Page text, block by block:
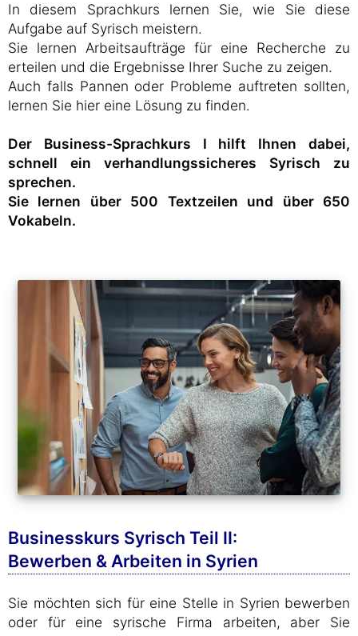
In diesem Sprachkurs lernen Sie, wie Sie diese
Aufgabe auf Syrisch meistern.
Sie lernen Arbeitsaufträge für eine Recherche zu
erteilen und die Ergebnisse Ihrer Suche zu zeigen.
Auch falls Pannen oder Probleme auftreten sollten,
lernen Sie hier eine Lösung zu finden.
Der Business-Sprachkurs I hilft Ihnen dabei,
schnell ein verhandlungssicheres Syrisch zu
sprechen.
Sie lernen über 500 Textzeilen und über 650
Vokabeln.
Businesskurs Syrisch Teil II:
Bewerben & Arbeiten in Syrien
Sie möchten sich für eine Stelle in Syrien bewerben
oder für eine syrische Firma arbeiten, aber Sie